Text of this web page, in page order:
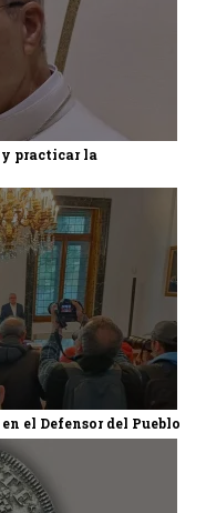
y practicar la
el Defensor del Pueblo